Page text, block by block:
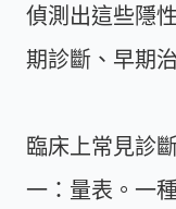
偵測出這些隱
期診斷、早期
臨床上常見診
一：量表。一